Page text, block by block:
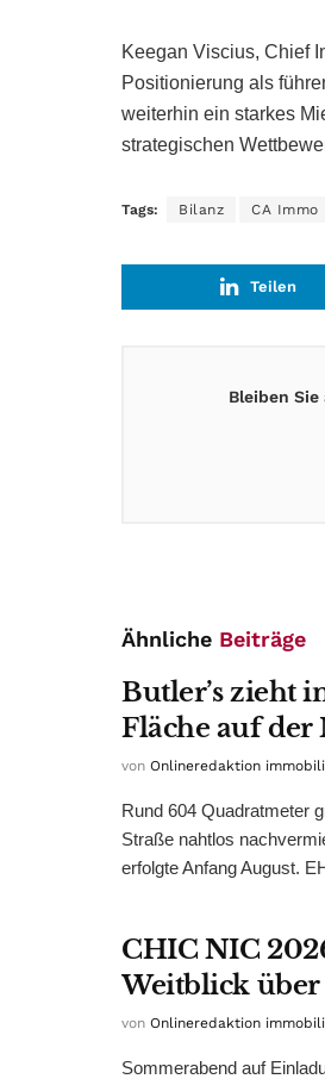
Keegan Viscius, Chief
Positionierung als
weiterhin ein starkes
strategischen
Tags: Bilanz CA Immo
Teilen
Bleiben
Ähnliche Beiträge
Butler’s zieht
Fläche auf der
von Onlineredaktion
Rund 604 Quadratmeter
Straße nahtlos
erfolgte Anfang August.
CHIC NIC
Weitblick über
von Onlineredaktion
Sommerabend auf